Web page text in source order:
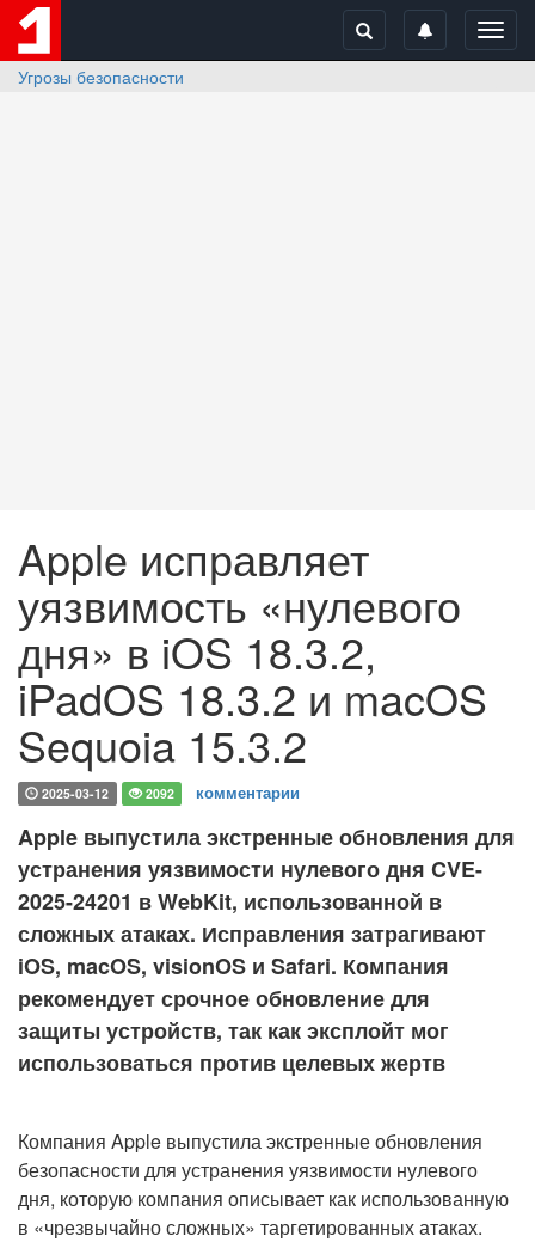
Угрозы безопасности
Apple исправляет
уязвимость «нулевого
дня» в iOS 18.3.2,
iPadOS 18.3.2 и macOS
Sequoia 15.3.2
2025-03-12 2092 комментарии
Apple выпустила экстренные обновления для
устранения уязвимости нулевого дня CVE-
2025-24201 в WebKit, использованной в
сложных атаках. Исправления затрагивают
iOS, macOS, visionOS и Safari. Компания
рекомендует срочное обновление для
защиты устройств, так как эксплойт мог
использоваться против целевых жертв
Компания Apple выпустила экстренные обновления
безопасности для устранения уязвимости нулевого
дня, которую компания описывает как использованную
в «чрезвычайно сложных» таргетированных атаках.